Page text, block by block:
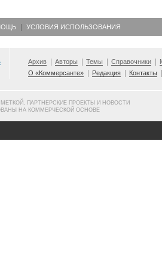
УСЛОВИЯ ИСПОЛЬЗОВАНИЯ
Архив Авторы Темы Справочники
О «Коммерсанте»
Редакция Контакты
ПАРТНЕРСКИЕ ПРОЕКТЫ И НОВОСТИ
НА КОММЕРЧЕСКОЙ ОСНОВЕ